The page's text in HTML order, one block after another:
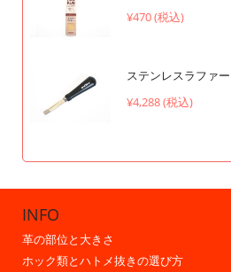
¥470 (税込)
ステンレスラファー
¥4,288 (税込)
INFO
革の部位と大きさ
ホック類とハトメ抜きの選び方